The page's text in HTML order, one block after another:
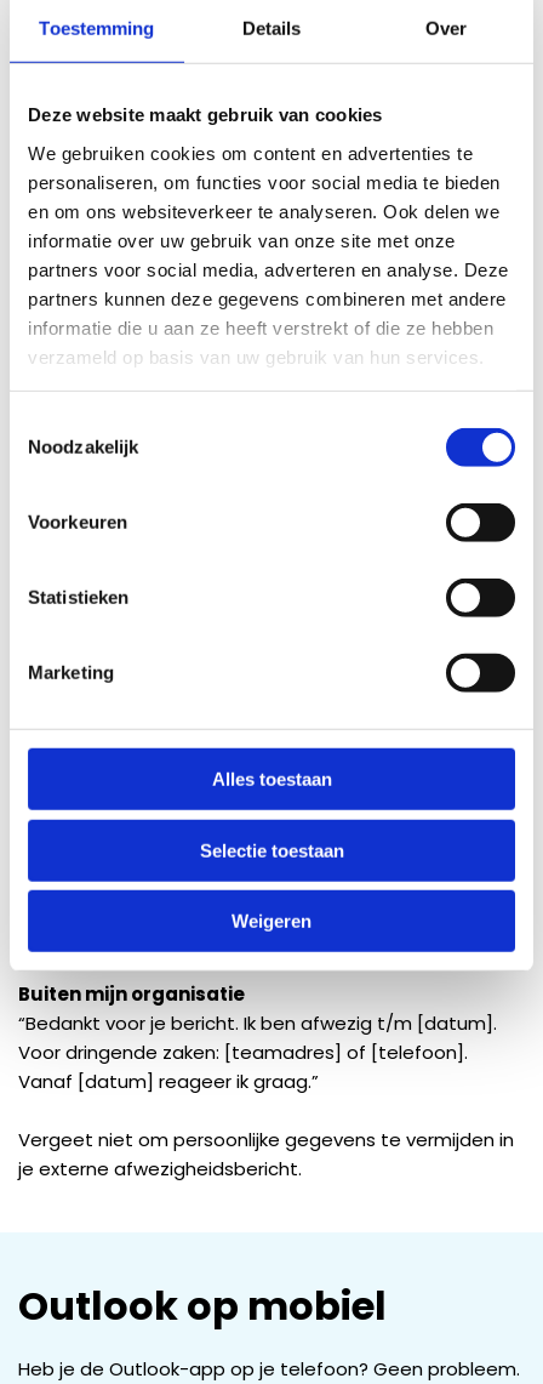
Toestemming Details Over
Deze website maakt gebruik van cookies
We gebruiken cookies om content en advertenties te
personaliseren, om functies voor social media te bieden
en om ons websiteverkeer te analyseren. Ook delen we
informatie over uw gebruik van onze site met onze
partners voor social media, adverteren en analyse. Deze
partners kunnen deze gegevens combineren met andere
informatie die u aan ze heeft verstrekt of die ze hebben
verzameld op basis van uw gebruik van hun services.
Noodzakelijk
Voorkeuren
Statistieken
Marketing
Alles toestaan
Selectie toestaan
Weigeren
Automatische
afwezigheidsberichten
uitschakelen
Onder het lint zie je een melding dat Automatische
antwoorden actief zijn,
Klik Uitschakelen om het afwezigheidsbericht te
stoppen,
Wil je het datumbereik of de tekst aanpassen?
Open Bestand > Automatische antwoorden en
wijzig je instellingen.
Optioneel: Stel een datumbereik in (start- en eindtijd)
datumbereik moet je het later handmatig uitschakelen.
Als je de optie voor automatische antwoorden niet ziet,
Voorbeelden om in te
Hier zijn enkele voorbeelden die je kunt gebruiken voor je
Binnen mijn organisatie
“Ik ben afwezig t/m [datum]. Voor urgente vragen: mail
[collega] via [e‑mail] of team [adres]. Vanaf [datum]
Buiten mijn organisatie
“Bedankt voor je bericht. Ik ben afwezig t/m [datum].
Voor dringende zaken: [teamadres] of [telefoon].
Vanaf [datum] reageer ik graag.”
Vergeet niet om persoonlijke gegevens te vermijden in
je externe afwezigheidsbericht.
Outlook op mobiel
Heb je de Outlook-app op je telefoon? Geen probleem.